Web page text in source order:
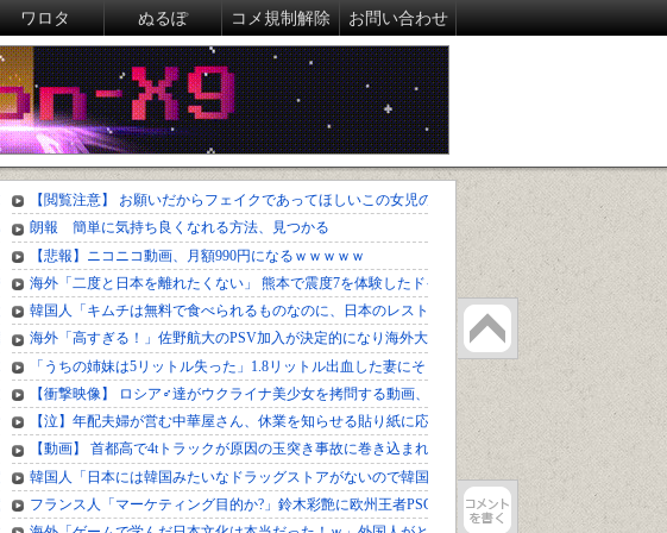
ワロタ ぬるぽ コメ規制解除 お問い合わせ